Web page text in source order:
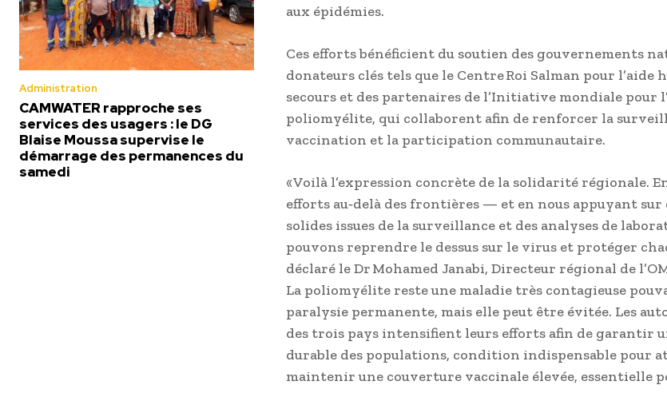
Administration
CAMWATER rapproche ses
services des usagers : le DG
Blaise Moussa supervise le
démarrage des permanences du
samedi
aux épidémies.
Ces efforts bénéficient du soutien des gouvernements
donateurs clés tels que le Centre Roi Salman pour l’aide
secours et des partenaires de l’Initiative mondiale pour
poliomyélite, qui collaborent afin de renforcer la
vaccination et la participation communautaire.
« Voilà l’expression concrète de la solidarité régionale.
efforts au‑delà des frontières — et en nous appuyant sur
solides issues de la surveillance et des analyses de
pouvons reprendre le dessus sur le virus et protéger
déclaré le Dr Mohamed Janabi, Directeur régional de
La poliomyélite reste une maladie très contagieuse
paralysie permanente, mais elle peut être évitée. Les
des trois pays intensifient leurs efforts afin de garantir
durable des populations, condition indispensable pour
maintenir une couverture vaccinale élevée, essentielle